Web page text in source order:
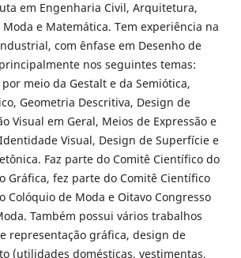
em Engenharia Civil, Arquitetura,
e Matemática. Tem experiência na
com ênfase em Desenho de
nos seguintes temas:
meio da Gestalt e da Semiótica,
Geometria Descritiva, Design de
Visual em Geral, Meios de Expressão e
Visual, Design de Superfície e
Faz parte do Comitê Científico do
Gráfica, fez parte do Comitê Científico
Colóquio de Moda e Oitavo Congresso
Também possui vários trabalhos
representação gráfica, design de
(utilidades domésticas, vestimentas,